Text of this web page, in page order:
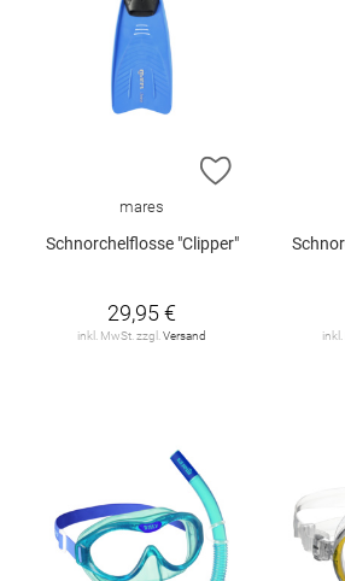
ZUR
mares
Schnorchelflosse "Clipper"
29,95 €
inkl. MwSt. zzgl. Versand inkl.